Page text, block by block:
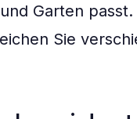
Garten passt.
Sie